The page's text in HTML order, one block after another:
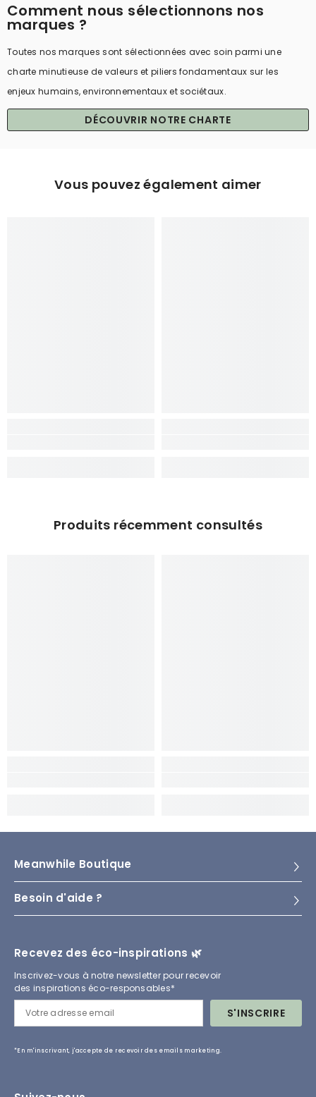
¡
Comment nous sélectionnons nos
marques ?
Toutes nos marques sont sélectionnées avec soin parmi une
charte minutieuse de valeurs et piliers fondamentaux sur les
enjeux humains, environnementaux et sociétaux.
DÉCOUVRIR NOTRE CHARTE
Vous pouvez également aimer
Produits récemment consultés
Meanwhile Boutique
Besoin d'aide ?
Recevez des éco-inspirations 🌿
Inscrivez-vous à notre newsletter pour recevoir
des inspirations éco-responsables*
S'INSCRIRE
*En m'inscrivant, j'accepte de recevoir des emails marketing.